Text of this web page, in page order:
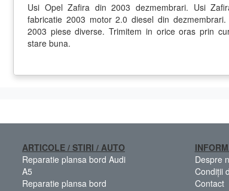
Usi Opel Zafira din 2003 dezmembrari. Usi
fabricatie 2003 motor 2.0 diesel din
2003 piese diverse. Trimitem in orice oras prin
stare buna.
ARTICOLE / STIRI / AUTO
Reparatie plansa bord Audi
A5
Reparatie plansa bord
Despre
Condiții
Contact